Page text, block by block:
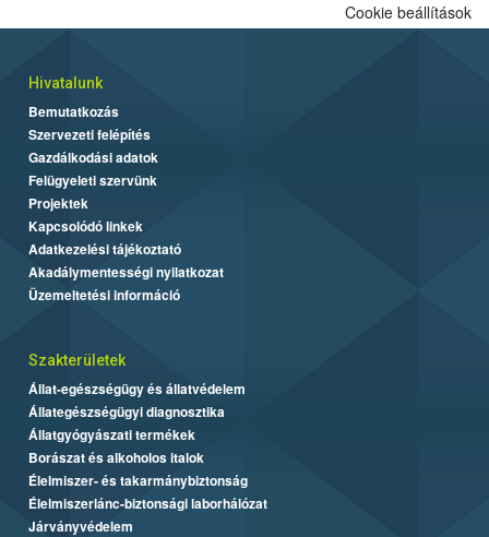
Cookie beállítások
Hivatalunk
Bemutatkozás
Szervezeti felépítés
Gazdálkodási adatok
Felügyeleti szervünk
Projektek
Kapcsolódó linkek
Adatkezelési tájékoztató
Akadálymentességi nyilatkozat
Üzemeltetési információ
Szakterületek
Állat-egészségügy és állatvédelem
Állategészségügyi diagnosztika
Állatgyógyászati termékek
Borászat és alkoholos italok
Élelmiszer- és takarmánybiztonság
Élelmiszerlánc-biztonsági laborhálózat
Járványvédelem